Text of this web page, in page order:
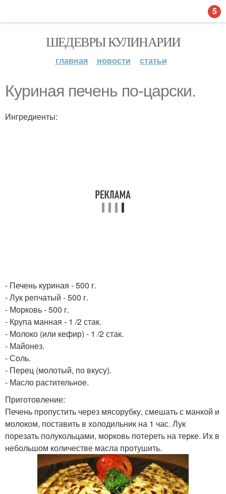
ШЕДЕВРЫ КУЛИНАРИИ
главная новости статьи
Куриная печень по-царски.
Ингредиенты:
- Печень куриная - 500 г.
- Лук репчатый - 500 г.
- Морковь - 500 г.
- Крупа манная - 1 /2 стак.
- Молоко (или кефир) - 1 /2 стак.
- Майонез.
- Соль.
- Перец (молотый, по вкусу).
- Масло растительное.
Приготовление:
Печень пропустить через мясорубку, смешать с манкой и
молоком, поставить в холодильник на 1 час. Лук
порезать полукольцами, морковь потереть на терке. Их в
небольшом количестве масла протушить.
5